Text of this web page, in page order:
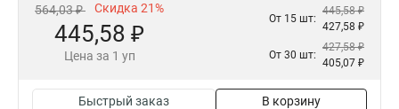
564,03 ₽ Скидка 21%
445,58 ₽
Цена за 1 уп
От 15 шт:
445,58 ₽
427,58 ₽
От 30 шт:
427,58 ₽
405,07 ₽
Быстрый заказ В корзину